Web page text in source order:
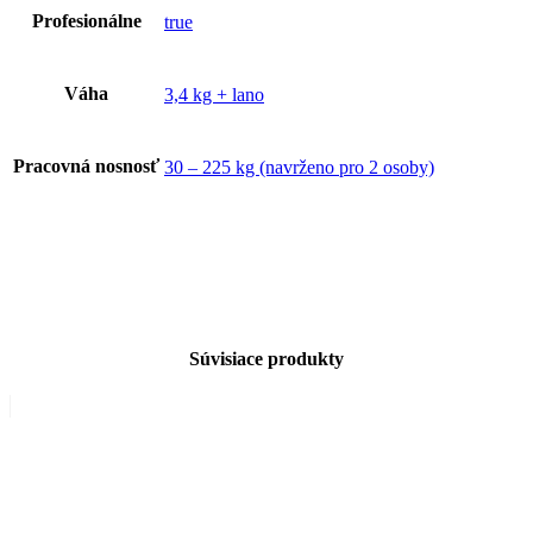
Profesionálne true
Váha 3,4 kg + lano
Pracovná nosnosť 30 – 225 kg (navrženo pro 2 osoby)
Súvisiace produkty